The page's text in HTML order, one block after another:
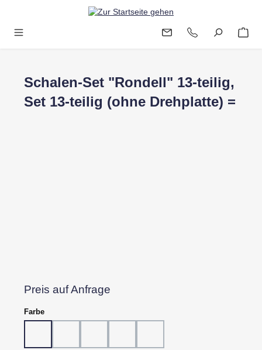
Zum Hauptinhalt springen
Schalen-Set "Rondell" 13-teilig,
Set 13-teilig (ohne Drehplatte) =
Preis auf Anfrage
Farbeauswählen